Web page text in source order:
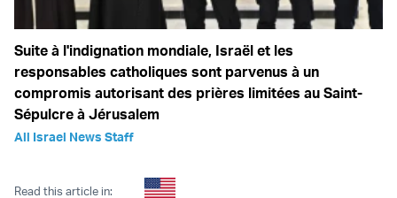
Suite à l'indignation mondiale, Israël et les
responsables catholiques sont parvenus à un
compromis autorisant des prières limitées au Saint-
Sépulcre à Jérusalem
All Israel News Staff
Read this article in: